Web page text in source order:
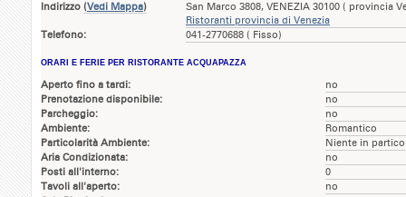
Indirizzo (Vedi Mappa)
San Marco 3808, VENEZIA 30100 ( provincia
Ristoranti provincia di Venezia
Telefono:
041-2770688 ( Fisso)
ORARI E FERIE PER RISTORANTE ACQUAPAZZA
Aperto fino a tardi:
no
Prenotazione disponibile:
no
Parcheggio:
no
Ambiente:
Romantico
Particolarità Ambiente:
Niente in
Aria Condizionata:
no
Posti all'interno:
0
Tavoli all'aperto:
no